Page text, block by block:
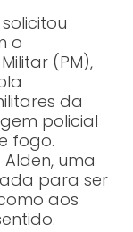
o
(PM),
da
policial
fogo.
uma
para ser
aos